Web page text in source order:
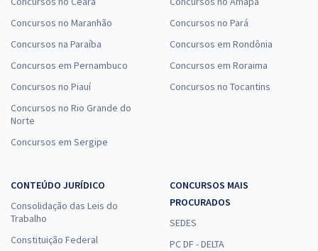
Concursos no Maranhão
Concursos na Paraíba
Concursos em Pernambuco
Concursos no Piauí
Concursos no Rio Grande do
Norte
Concursos em Sergipe
Concursos no Pará
Concursos em Rondônia
Concursos em Roraima
Concursos no Tocantins
CONTEÚDO JURÍDICO
Consolidação das Leis do
Trabalho
Constituição Federal
CONCURSOS MAIS
PROCURADOS
SEDES
PC DF - DELTA